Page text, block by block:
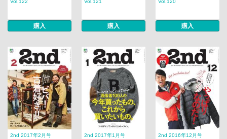
Vol.122
購入
Vol.121
購入
Vol.120
購入
2nd 2017年2月号
2nd 2017年1月号
2nd 2016年12月号